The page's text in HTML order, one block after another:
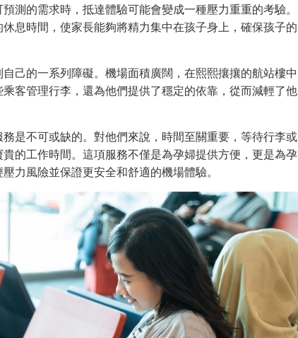
測的需求時，抵達體驗可能會變成一種壓力重重的考驗。
息時間，使家長能夠將精力集中在孩子身上，確保孩子的
己的一系列障礙。機場面積廣闊，在熙熙攘攘的航站樓中
客管理行李，還為他們提供了穩定的依靠，從而減輕了他
是不可或缺的。對他們來說，時間至關重要，等待行李或
的工作時間。這項服務不僅是為孕婦提供方便，更是為孕
力風險並保證更安全和舒適的機場體驗。